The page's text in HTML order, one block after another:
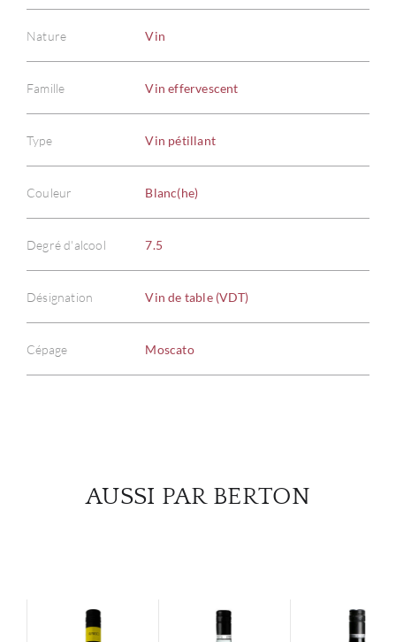
Nature Vin
Famille Vin effervescent
Type Vin pétillant
Couleur Blanc(he)
Degré d'alcool 7.5
Désignation Vin de table (VDT)
Cépage Moscato
AUSSI PAR BERTON